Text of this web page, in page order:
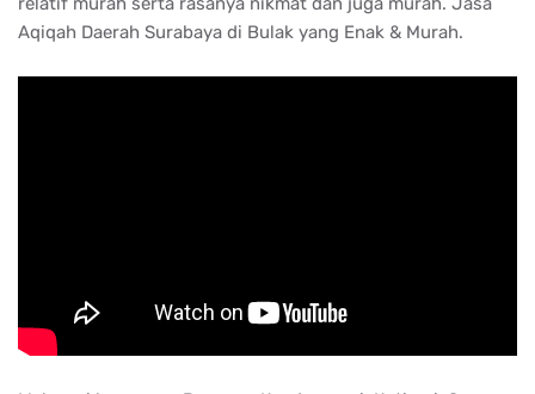
Aqiqah Daerah Surabaya di Bulak yang Enak & Murah.